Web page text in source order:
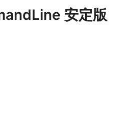
安定版